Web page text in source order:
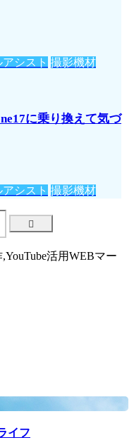
シスト 撮影機材
に乗り換えて気づ
シスト 撮影機材
活用WEBマー
イフ